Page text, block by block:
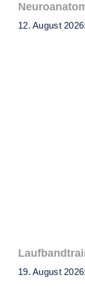
12. August
19. August